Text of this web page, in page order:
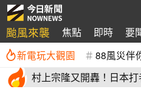
颱風來襲 焦點 即時 要
新電玩大觀園 88風災伴
村上宗隆又開轟！日本